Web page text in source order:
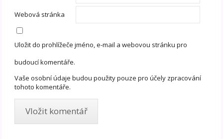
Webová stránka
Uložit do prohlížeče jméno, e-mail a webovou stránku pro
budoucí komentáře.
Vaše osobní údaje budou použity pouze pro účely zpracování
tohoto komentáře.